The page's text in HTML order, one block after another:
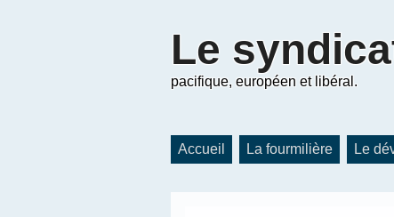
Le
pacifique, européen et libéral.
Accueil La fourmilière Le